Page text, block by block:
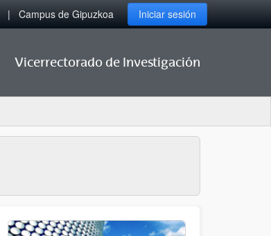
Campus de Gipuzkoa Iniciar sesión
Vicerrectorado de Investigación